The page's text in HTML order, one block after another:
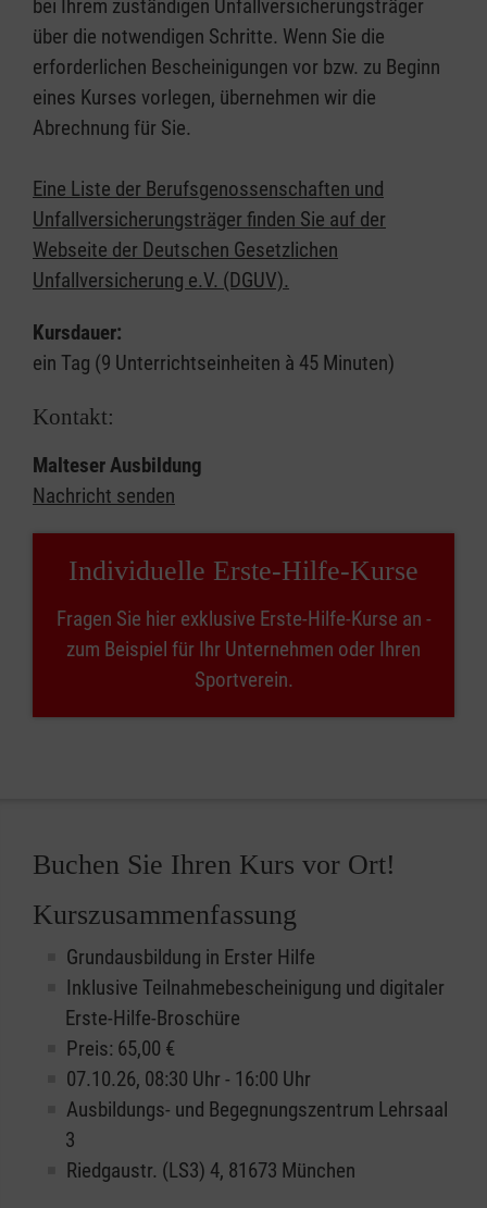
bei Ihrem zuständigen Unfallversicherungsträger
über die notwendigen Schritte. Wenn Sie die
erforderlichen Bescheinigungen vor bzw. zu Beginn
eines Kurses vorlegen, übernehmen wir die
Abrechnung für Sie.
Eine Liste der Berufsgenossenschaften und
Unfallversicherungsträger finden Sie auf der
Webseite der Deutschen Gesetzlichen
Unfallversicherung e.V. (DGUV).
Kursdauer:
ein Tag (9 Unterrichtseinheiten à 45 Minuten)
Kontakt:
Malteser Ausbildung
Nachricht senden
Individuelle Erste-Hilfe-Kurse
Fragen Sie hier exklusive Erste-Hilfe-Kurse an -
zum Beispiel für Ihr Unternehmen oder Ihren
Sportverein.
Buchen Sie Ihren Kurs vor Ort!
Kurszusammenfassung
Grundausbildung in Erster Hilfe
Inklusive Teilnahmebescheinigung und digitaler
Erste-Hilfe-Broschüre
Preis: 65,00 €
07.10.26, 08:30 Uhr - 16:00 Uhr
Ausbildungs- und Begegnungszentrum Lehrsaal
3
Riedgaustr. (LS3) 4, 81673 München